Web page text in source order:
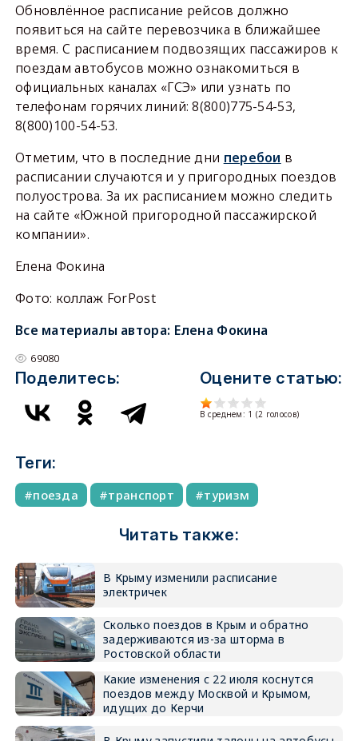
Обновлённое расписание рейсов должно
появиться на сайте перевозчика в ближайшее
время. C расписанием подвозящих пассажиров к
поездам автобусов можно ознакомиться в
официальных каналах «ГСЭ» или узнать по
телефонам горячих линий: 8(800)775-54-53,
8(800)100-54-53.
Отметим, что в последние дни перебои в
расписании случаются и у пригородных поездов
полуострова. За их расписанием можно следить
на сайте «Южной пригородной пассажирской
компании».
Елена Фокина
Фото: коллаж ForPost
Все материалы автора: Елена Фокина
69080
Поделитесь: Оцените статью:
В среднем: 1 (2 голосов)
Теги:
поезда транспорт туризм
Читать также:
В Крыму изменили расписание
электричек
Сколько поездов в Крым и обратно
задерживаются из-за шторма в
Ростовской области
Какие изменения с 22 июля коснутся
поездов между Москвой и Крымом,
идущих до Керчи